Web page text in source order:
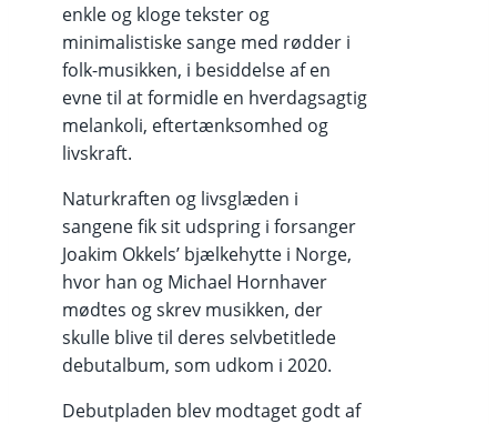
enkle og kloge tekster og
minimalistiske sange med rødder i
folk-musikken, i besiddelse af en
evne til at formidle en hverdagsagtig
melankoli, eftertænksomhed og
livskraft.
Naturkraften og livsglæden i
sangene fik sit udspring i forsanger
Joakim Okkels’ bjælkehytte i Norge,
hvor han og Michael Hornhaver
mødtes og skrev musikken, der
skulle blive til deres selvbetitlede
debutalbum, som udkom i 2020.
Debutpladen blev modtaget godt af